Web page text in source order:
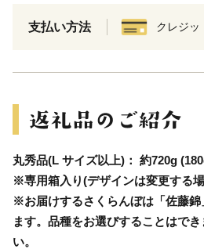
支払い方法 クレジッ
丸秀品(L サイズ以上)： 約720g
※専用箱入り(デザインは変更する
※お届けするさくらんぼは「佐藤錦
ます。品種をお選びすることはで
い。